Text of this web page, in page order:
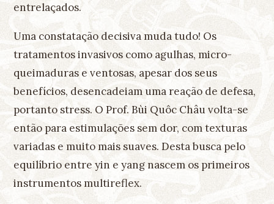
entrelaçados.
Uma constatação decisiva muda tudo! Os
tratamentos invasivos como agulhas, micro-
queimaduras e ventosas, apesar dos seus
benefícios, desencadeiam uma reação de defesa,
portanto stress. O Prof. Bùi Quôc Châu volta-se
então para estimulações sem dor, com texturas
variadas e muito mais suaves. Desta busca pelo
equilíbrio entre yin e yang nascem os primeiros
instrumentos multireflex.